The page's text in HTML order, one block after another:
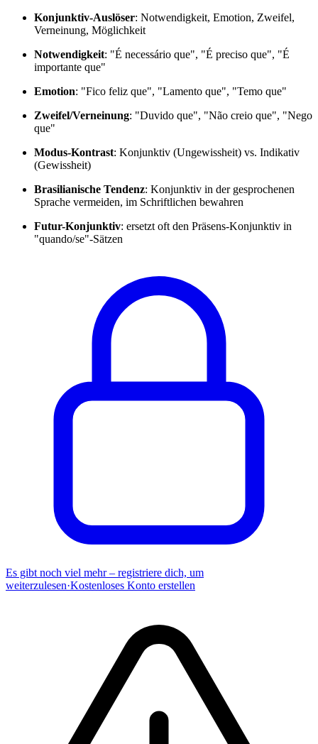
Konjunktiv-Auslöser: Notwendigkeit, Emotion, Zweifel,
Verneinung, Möglichkeit
Notwendigkeit: "É necessário que", "É preciso que", "É
importante que"
Emotion: "Fico feliz que", "Lamento que", "Temo que"
Zweifel/Verneinung: "Duvido que", "Não creio que", "Nego
que"
Modus-Kontrast: Konjunktiv (Ungewissheit) vs. Indikativ
(Gewissheit)
Brasilianische Tendenz: Konjunktiv in der gesprochenen
Sprache vermeiden, im Schriftlichen bewahren
Futur-Konjunktiv: ersetzt oft den Präsens-Konjunktiv in
"quando/se"-Sätzen
Es gibt noch viel mehr – registriere dich, um
weiterzulesen·Kostenloses Konto erstellen